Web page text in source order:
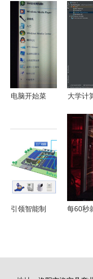
计算机防病
毒软件工作
原理的演变
与软件开发
趋势
电脑开始菜
在运行的软
件吗？兼谈
软件开发的
影响
大学计
件与开
具清
引领智能制
每60秒